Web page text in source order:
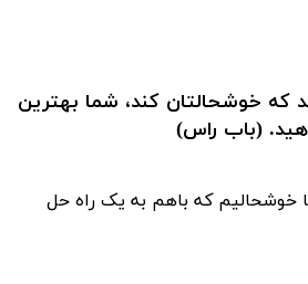
که خوشحالتان کند، شما بهترین
(باب راس)
خوشحالیم که باهم به یک راه حل